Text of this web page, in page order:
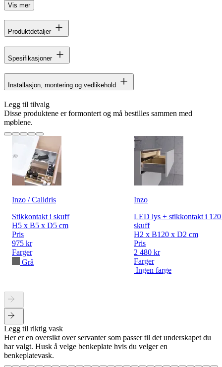
Vis mer
Produktdetaljer
Spesifikasjoner
Installasjon, montering og vedlikehold
Legg til tilvalg
Disse produktene er formontert og må bestilles sammen med
møblene.
Inzo / Calidris
Stikkontakt i skuff
H5 x B5 x D5 cm
Pris
975 kr
Farger
Grå
Inzo
LED lys + stikkontakt i
skuff
H2 x B120 x D2 cm
Pris
2 480 kr
Farger
Ingen farge
Legg til riktig vask
Her er en oversikt over servanter som passer til det underskapet du
har valgt. Husk å velge benkeplate hvis du velger en
benkeplatevask.